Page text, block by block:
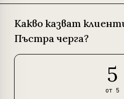
Какво казват
Пъстра черга?
5
от 5